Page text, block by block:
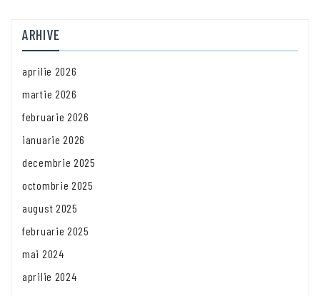
ARHIVE
aprilie 2026
martie 2026
februarie 2026
ianuarie 2026
decembrie 2025
octombrie 2025
august 2025
februarie 2025
mai 2024
aprilie 2024